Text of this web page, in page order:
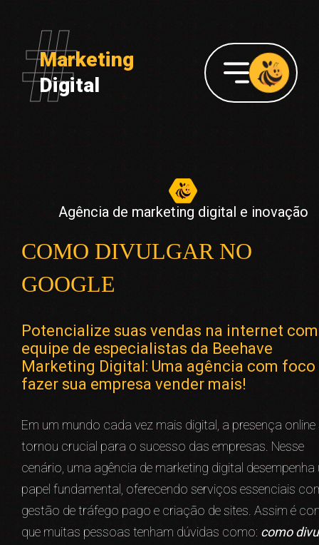
Marketing
Digital
Agência de marketing digital e inovação
COMO DIVULGAR NO
GOOGLE
Potencialize suas vendas na internet
equipe de especialistas da Beehave
Marketing Digital: Uma agência com foco
fazer sua empresa vender mais!
Em um mundo cada vez mais digital, a presença online
tornou crucial para o sucesso das empresas. Nesse
cenário, uma agência de marketing digital desempenha
papel fundamental, oferecendo serviços essenciais
gestão de tráfego pago e criação de sites. Assim é
que muitas pessoas tenham dúvidas como: como